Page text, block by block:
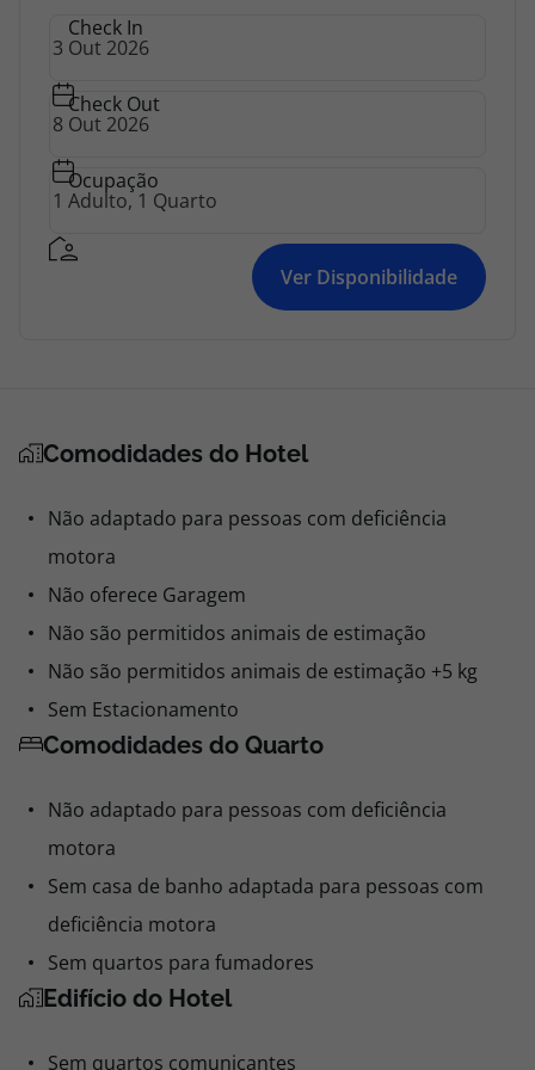
Check In
Check Out
Ocupação
Ver Disponibilidade
Comodidades do Hotel
Não adaptado para pessoas com deficiência
motora
Não oferece Garagem
Não são permitidos animais de estimação
Não são permitidos animais de estimação +5 kg
Sem Estacionamento
Comodidades do Quarto
Não adaptado para pessoas com deficiência
motora
Sem casa de banho adaptada para pessoas com
deficiência motora
Sem quartos para fumadores
Edifício do Hotel
Sem quartos comunicantes